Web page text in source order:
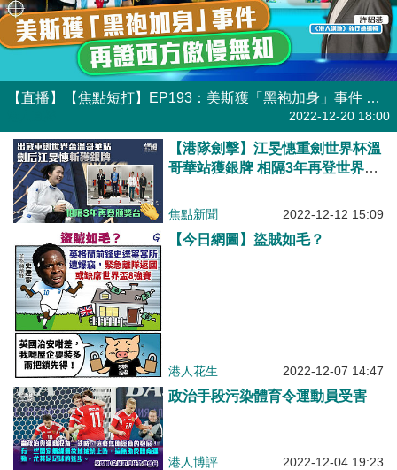
【直播】【焦點短打】EP193：美斯獲「黑袍加身」事件 再證西方傲慢無知
2022-12-20 18:00
【港隊劍擊】江旻憓重劍世界杯溫
哥華站獲銀牌 相隔3年再登世界盃
焦點新聞 2022-12-12 15:09
【今日網圖】盜賊如毛？
港人花生 2022-12-07 14:47
政治手段污染體育令運動員受害
港人博評 2022-12-04 19:23